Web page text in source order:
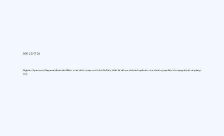
0:00 22/7/26
Hightec Systems (Okayama) đã ra mắt AIfitte, một dịch vụ tạo mô hình AI được thiết kế để tạo hình ảnh quần áo cho thương mại điện tử, mạng xã hội và quảng
cáo.